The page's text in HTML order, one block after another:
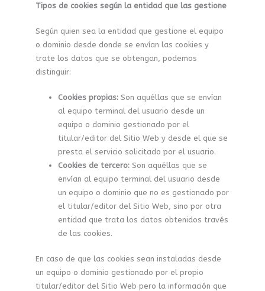
Tipos de cookies según la entidad que las gestione
Según quien sea la entidad que gestione el equipo
o dominio desde donde se envían las cookies y
trate los datos que se obtengan, podemos
distinguir:
Cookies propias:Son aquéllas que se envían
al equipo terminal del usuario desde un
equipo o dominio gestionado por el
titular/editor del Sitio Web y desde el que se
presta el servicio solicitado por el usuario.
Cookies de tercero:Son aquéllas que se
envían al equipo terminal del usuario desde
un equipo o dominio que no es gestionado por
el titular/editor del Sitio Web, sino por otra
entidad que trata los datos obtenidos través
de las cookies.
En caso de que las cookies sean instaladas desde
un equipo o dominio gestionado por el propio
titular/editor del Sitio Web pero la información que